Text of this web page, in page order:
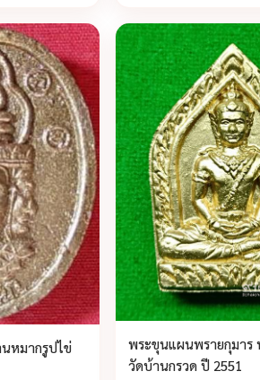
หมากรูปไข่
พระขุนแผนพรายกุมาร
วัดบ้านกรวด ปี 2551